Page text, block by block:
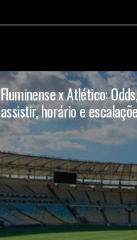
Fluminense x Atlético:
assistir, horário e